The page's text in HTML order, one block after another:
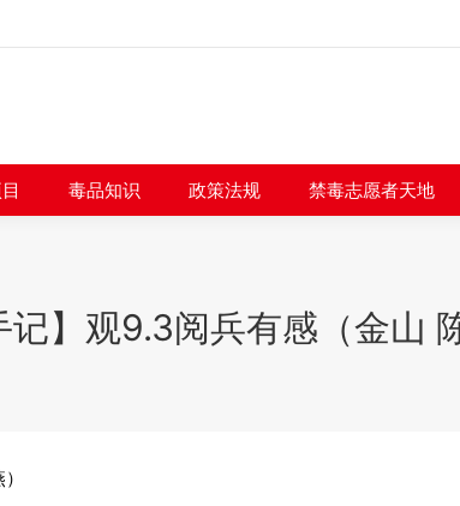
毒品知识 政策法规 禁毒志愿者天地
记】观9.3阅兵有感（金山
品牌项目 毒品知识 政策法规 禁毒